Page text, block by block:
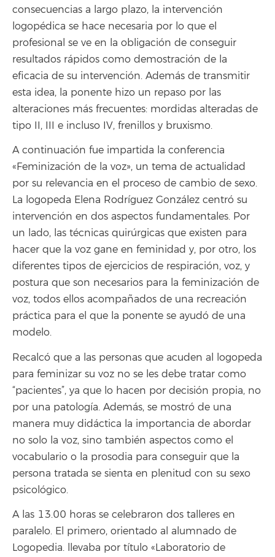
consecuencias a largo plazo, la intervención
logopédica se hace necesaria por lo que el
profesional se ve en la obligación de conseguir
resultados rápidos como demostración de la
eficacia de su intervención. Además de transmitir
esta idea, la ponente hizo un repaso por las
alteraciones más frecuentes: mordidas alteradas de
tipo II, III e incluso IV, frenillos y bruxismo.
A continuación fue impartida la conferencia
«Feminización de la voz», un tema de actualidad
por su relevancia en el proceso de cambio de sexo.
La logopeda Elena Rodríguez González centró su
intervención en dos aspectos fundamentales. Por
un lado, las técnicas quirúrgicas que existen para
hacer que la voz gane en feminidad y, por otro, los
diferentes tipos de ejercicios de respiración, voz, y
postura que son necesarios para la feminización de
voz, todos ellos acompañados de una recreación
práctica para el que la ponente se ayudó de una
modelo.
Recalcó que a las personas que acuden al logopeda
para feminizar su voz no se les debe tratar como
“pacientes”, ya que lo hacen por decisión propia, no
por una patología. Además, se mostró de una
manera muy didáctica la importancia de abordar
no solo la voz, sino también aspectos como el
vocabulario o la prosodia para conseguir que la
persona tratada se sienta en plenitud con su sexo
psicológico.
A las 13.00 horas se celebraron dos talleres en
paralelo. El primero, orientado al alumnado de
Logopedia. llevaba por título «Laboratorio de